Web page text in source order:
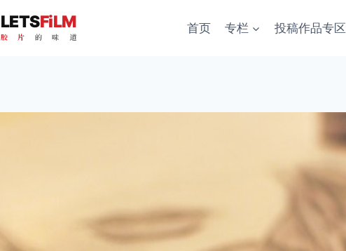
LETSFiLM
胶 片 的 味 道
首页 专栏 投稿作品专区